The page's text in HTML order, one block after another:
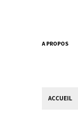
A PROPOS
ACCUEIL